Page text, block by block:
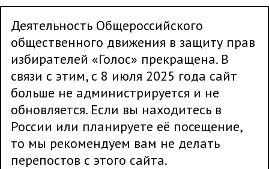
Деятельность Общероссийского
общественного движения в защиту прав
избирателей «Голос» прекращена. В
связи с этим, с 8 июля 2025 года сайт
больше не администрируется и не
обновляется. Если вы находитесь в
России или планируете её посещение,
то мы рекомендуем вам не делать
перепостов с этого сайта.